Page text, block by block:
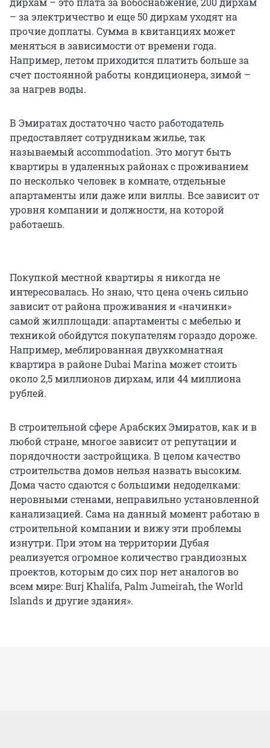
– за электричество и еще 50 дирхам уходят на
прочие доплаты. Сумма в квитанциях может
меняться в зависимости от времени года.
Например, летом приходится платить больше за
счет постоянной работы кондиционера, зимой –
за нагрев воды.
В Эмиратах достаточно часто работодатель
предоставляет сотрудникам жилье, так
называемый accommodation. Это могут быть
квартиры в удаленных районах с проживанием
по несколько человек в комнате, отдельные
апартаменты или даже или виллы. Все зависит от
уровня компании и должности, на которой
работаешь.
Покупкой местной квартиры я никогда не
интересовалась. Но знаю, что цена очень сильно
зависит от района проживания и «начинки»
самой жилплощади: апартаменты с мебелью и
техникой обойдутся покупателям гораздо дороже.
Например, меблированная двухкомнатная
квартира в районе Dubai Marina может стоить
около 2,5 миллионов дирхам, или 44 миллиона
рублей.
В строительной сфере Арабских Эмиратов, как и в
любой стране, многое зависит от репутации и
порядочности застройщика. В целом качество
строительства домов нельзя назвать высоким.
Дома часто сдаются с большими недоделками:
неровными стенами, неправильно установленной
канализацией. Сама на данный момент работаю в
строительной компании и вижу эти проблемы
изнутри. При этом на территории Дубая
реализуется огромное количество грандиозных
проектов, которым до сих пор нет аналогов во
всем мире: Burj Khalifa, Palm Jumeirah, the World
Islands и другие здания».